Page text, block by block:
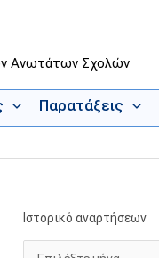
Ανωτάτων Σχολών
Παρατάξεις
Ιστορικό αναρτήσεων
Ι
σ
Κ
α